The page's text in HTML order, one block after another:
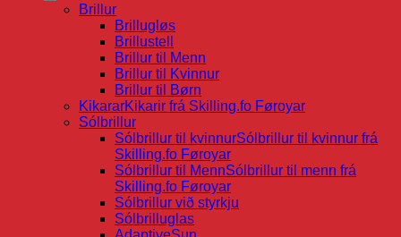
Brillur
Brillugløs
Brillustell
Brillur til Menn
Brillur til Kvinnur
Brillur til Børn
KikararKikarir frá Skilling.fo Føroyar
Sólbrillur
Sólbrillur til kvinnurSólbrillur til kvinnur frá
Skilling.fo Føroyar
Sólbrillur til MennSólbrillur til menn frá
Skilling.fo Føroyar
Sólbrillur við styrkju
Sólbrilluglas